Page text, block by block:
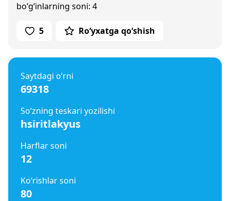
bo‘g‘inlarning soni: 4
5 Ro‘yxatga qo‘shish
Saytdagi o‘rni
69318
So‘zning teskari yozilishi
hsiritlakyus
Harflar soni
12
Ko‘rishlar soni
80